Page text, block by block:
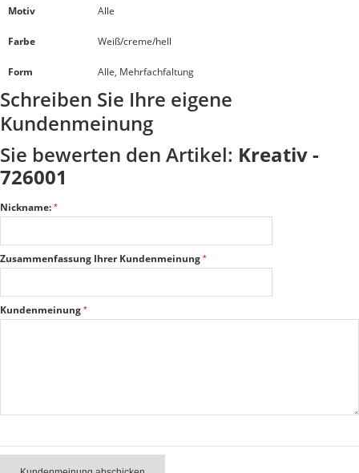
Motiv Alle
Farbe Weiß/creme/hell
Form Alle, Mehrfachfaltung
Schreiben Sie Ihre eigene
Kundenmeinung
Sie bewerten den Artikel: Kreativ -
726001
Nickname:
Zusammenfassung Ihrer Kundenmeinung
Kundenmeinung